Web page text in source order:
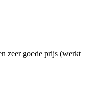
zeer goede prijs (werkt